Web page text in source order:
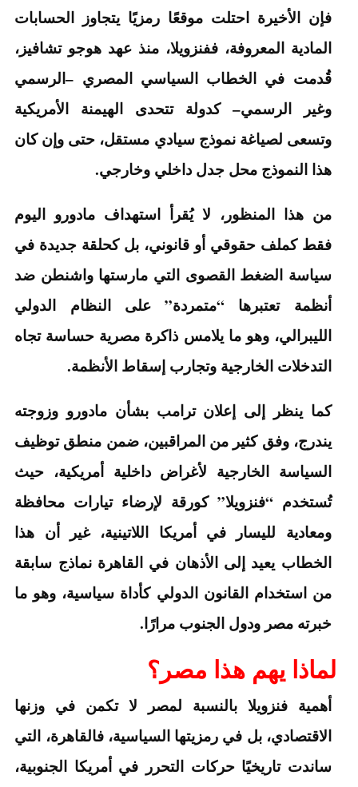
فإن الأخيرة احتلت موقعًا رمزيًا يتجاوز الحسابات
المادية المعروفة، ففنزويلا، منذ عهد هوجو تشافيز،
قُدمت في الخطاب السياسي المصري –الرسمي
وغير الرسمي– كدولة تتحدى الهيمنة الأمريكية
وتسعى لصياغة نموذج سيادي مستقل، حتى وإن كان
هذا النموذج محل جدل داخلي وخارجي.
من هذا المنظور، لا يُقرأ استهداف مادورو اليوم
فقط كملف حقوقي أو قانوني، بل كحلقة جديدة في
سياسة الضغط القصوى التي مارستها واشنطن ضد
أنظمة تعتبرها “متمردة” على النظام الدولي
الليبرالي، وهو ما يلامس ذاكرة مصرية حساسة تجاه
التدخلات الخارجية وتجارب إسقاط الأنظمة.
كما ينظر إلى إعلان ترامب بشأن مادورو وزوجته
يندرج، وفق كثير من المراقبين، ضمن منطق توظيف
السياسة الخارجية لأغراض داخلية أمريكية، حيث
تُستخدم “فنزويلا” كورقة لإرضاء تيارات محافظة
ومعادية لليسار في أمريكا اللاتينية، غير أن هذا
الخطاب يعيد إلى الأذهان في القاهرة نماذج سابقة
من استخدام القانون الدولي كأداة سياسية، وهو ما
خبرته مصر ودول الجنوب مرارًا.
لماذا يهم هذا مصر؟
أهمية فنزويلا بالنسبة لمصر لا تكمن في وزنها
الاقتصادي، بل في رمزيتها السياسية، فالقاهرة، التي
ساندت تاريخيًا حركات التحرر في أمريكا الجنوبية،